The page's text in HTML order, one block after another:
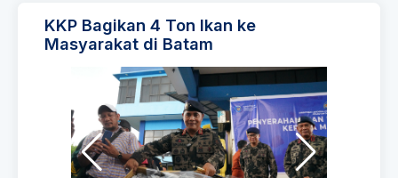
KKP Bagikan 4 Ton Ikan ke
Masyarakat di Batam